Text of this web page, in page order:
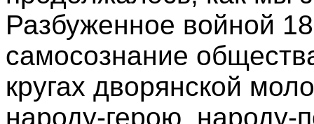
Разбуженное войной
самосознание
кругах дворянской
народу-герою, народу-